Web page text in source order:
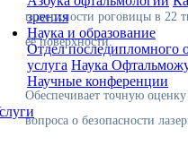
зрения
Наука и образование
Отдел последипломного
услуга Наука
Научные конференции
поверхности роговицы в 22
её поверхности.
Обеспечивает точную
вопроса о безопасности